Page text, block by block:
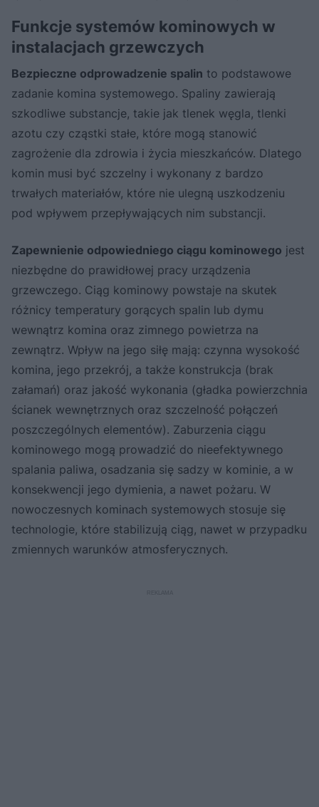
Funkcje systemów kominowych w
instalacjach grzewczych
Bezpieczne odprowadzenie spalin to podstawowe
zadanie komina systemowego. Spaliny zawierają
szkodliwe substancje, takie jak tlenek węgla, tlenki
azotu czy cząstki stałe, które mogą stanowić
zagrożenie dla zdrowia i życia mieszkańców. Dlatego
komin musi być szczelny i wykonany z bardzo
trwałych materiałów, które nie ulegną uszkodzeniu
pod wpływem przepływających nim substancji.
Zapewnienie odpowiedniego ciągu kominowego jest
niezbędne do prawidłowej pracy urządzenia
grzewczego. Ciąg kominowy powstaje na skutek
różnicy temperatury gorących spalin lub dymu
wewnątrz komina oraz zimnego powietrza na
zewnątrz. Wpływ na jego siłę mają: czynna wysokość
komina, jego przekrój, a także konstrukcja (brak
załamań) oraz jakość wykonania (gładka powierzchnia
ścianek wewnętrznych oraz szczelność połączeń
poszczególnych elementów). Zaburzenia ciągu
kominowego mogą prowadzić do nieefektywnego
spalania paliwa, osadzania się sadzy w kominie, a w
konsekwencji jego dymienia, a nawet pożaru. W
nowoczesnych kominach systemowych stosuje się
technologie, które stabilizują ciąg, nawet w przypadku
zmiennych warunków atmosferycznych.